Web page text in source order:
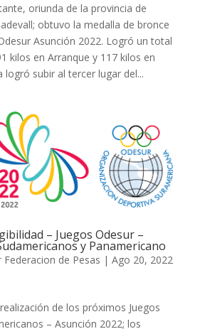
oriunda de la provincia de
obtuvo la medalla de bronce
Asunción 2022. Logró un total
kilos en Arranque y 117 kilos en
logró subir al tercer lugar del...
– Juegos Odesur –
y Panamericano
de Pesas | Ago 20, 2022
de los próximos Juegos
– Asunción 2022; los